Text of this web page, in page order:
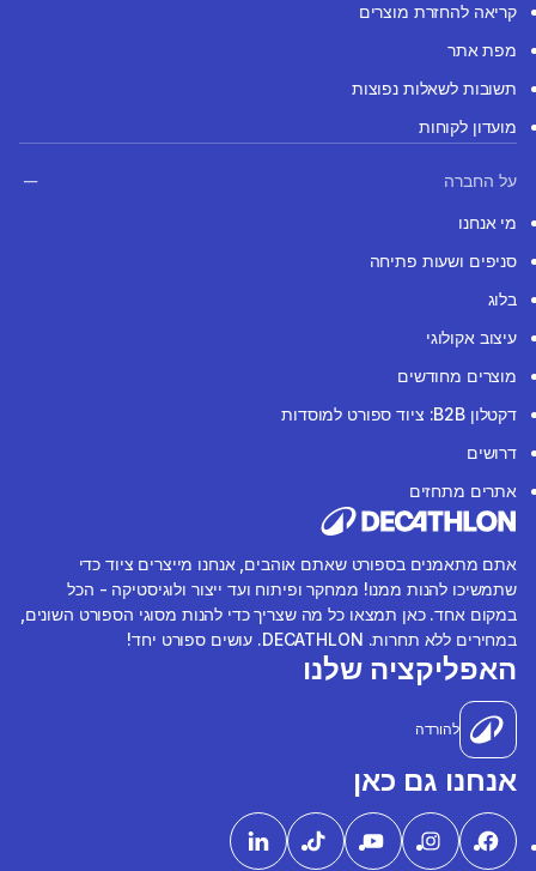
קריאה להחזרת מוצרים
מפת אתר
תשובות לשאלות נפוצות
מועדון לקוחות
על החברה
מי אנחנו
סניפים ושעות פתיחה
בלוג
עיצוב אקולוגי
מוצרים מחודשים
דקטלון B2B: ציוד ספורט למוסדות
דרושים
אתרים מתחזים
אתם מתאמנים בספורט שאתם אוהבים, אנחנו מייצרים ציוד כדי
שתמשיכו להנות ממנו! ממחקר ופיתוח ועד ייצור ולוגיסטיקה - הכל
במקום אחד. כאן תמצאו כל מה שצריך כדי להנות מסוגי הספורט השונים,
במחירים ללא תחרות. DECATHLON. עושים ספורט יחד!
האפליקציה שלנו
להורדה
אנחנו גם כאן